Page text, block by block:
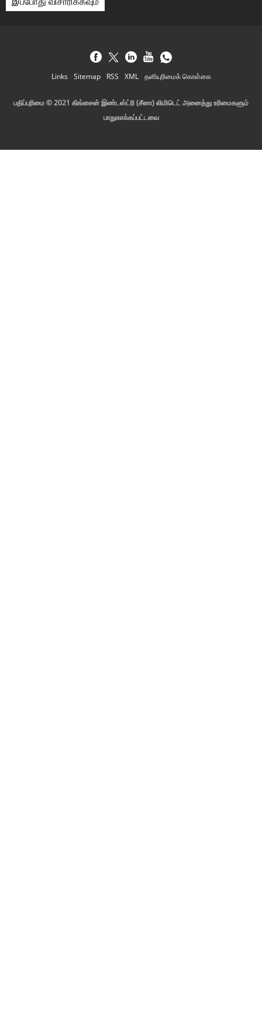
Links Sitemap RSS XML தனியுரிமைக் கொள்கை
பதிப்புரிமை © 2021 கிங்சைன் இண்டஸ்ட்ரி (சீனா) லிமிடெட் அனைத்து உரிமைகளும்
பாதுகாக்கப்பட்டவை